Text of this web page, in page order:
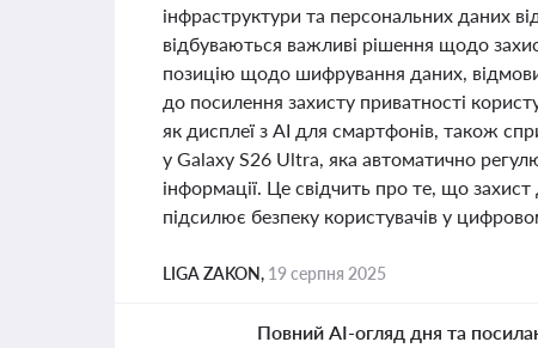
інфраструктури та персональних даних
відбуваються важливі рішення щодо
позицію щодо шифрування даних,
до посилення захисту приватності
як дисплеї з AI для смартфонів, також
у Galaxy S26 Ultra, яка автоматично
інформації. Це свідчить про те, що
підсилює безпеку користувачів у
LIGA ZAKON, 19 серпня 2025
Повний AI-огляд дня та